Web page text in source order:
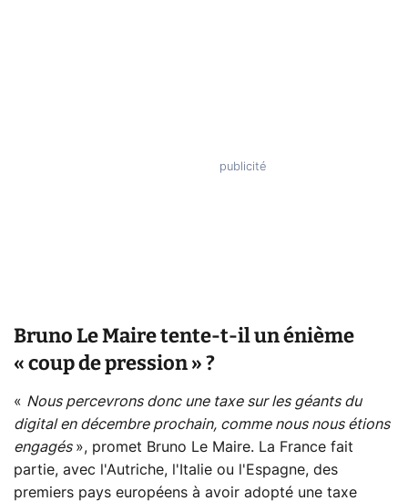
Bruno Le Maire tente-t-il un énième
« coup de pression » ?
« Nous percevrons donc une taxe sur les géants du
digital en décembre prochain, comme nous nous étions
engagés », promet Bruno Le Maire. La France fait
partie, avec l'Autriche, l'Italie ou l'Espagne, des
premiers pays européens à avoir adopté une taxe